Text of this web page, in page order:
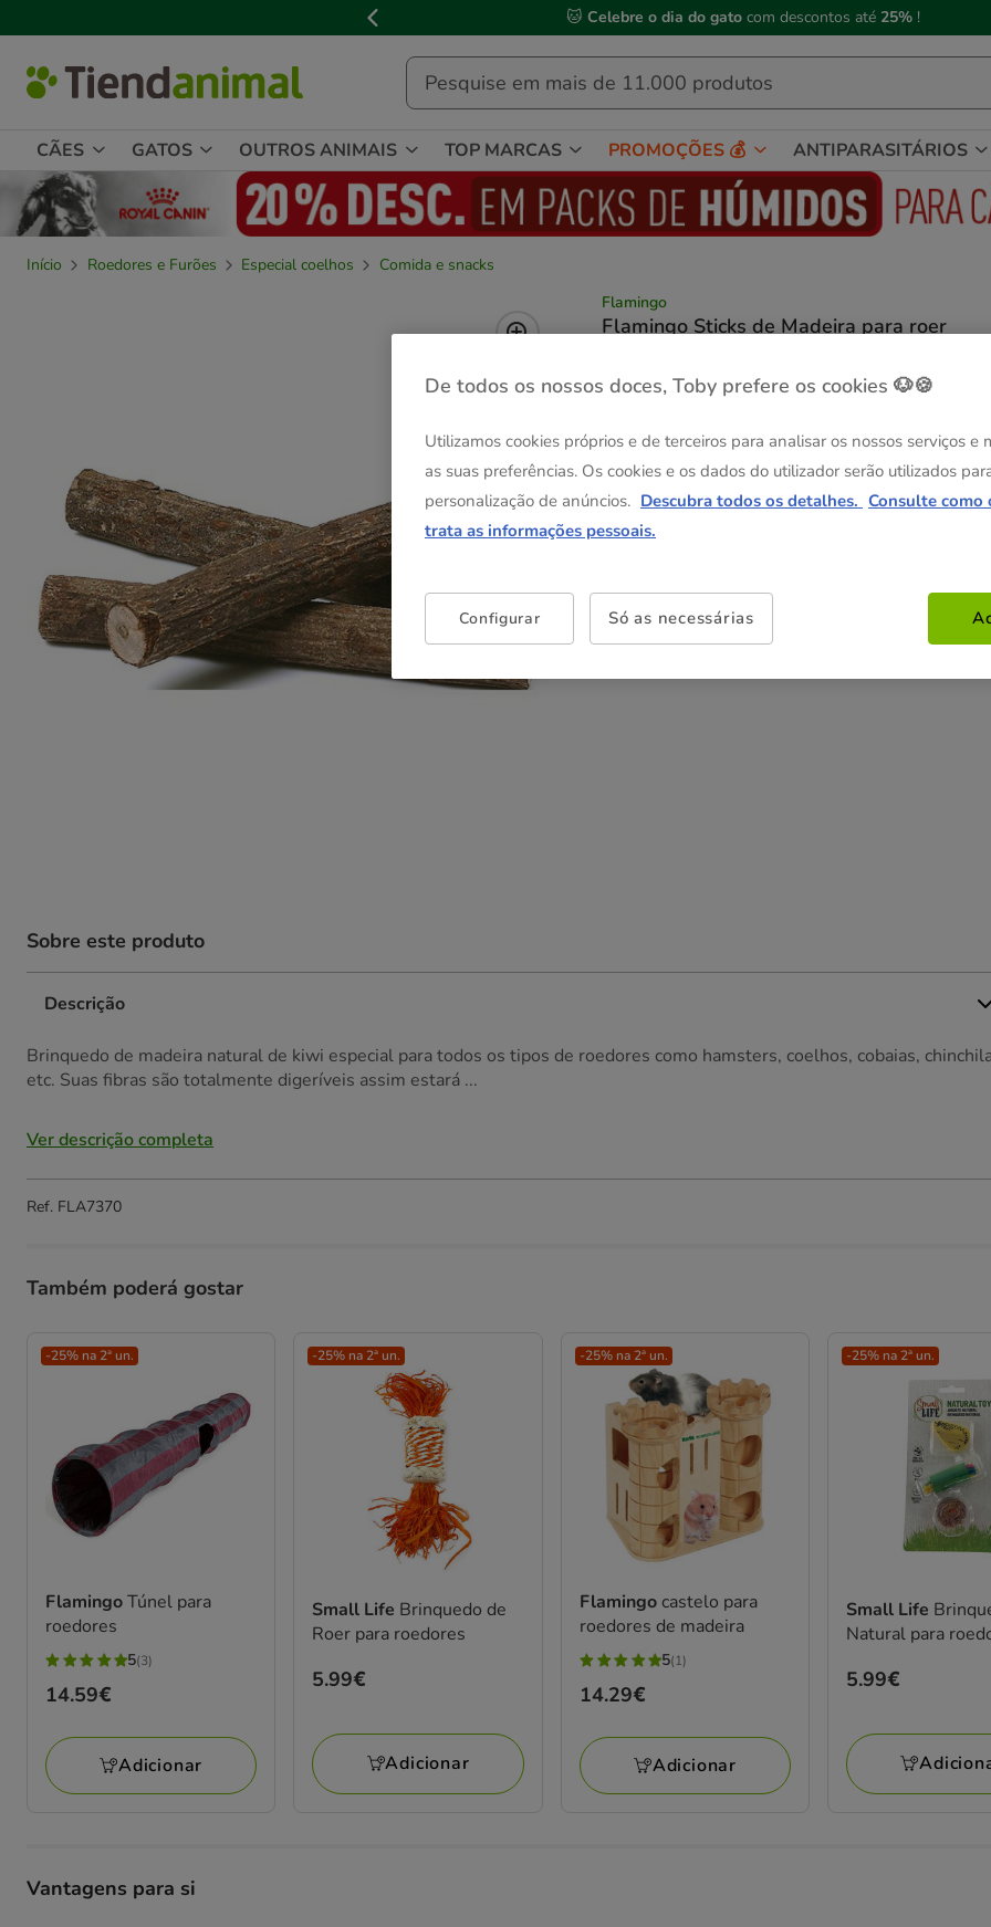
de
mensagem,
🐱 Celebre o dia do gato com descontos até 25% !
CÃES GATOS OUTROS ANIMAIS TOP MARCAS PROMOÇÕES 💰 ANTIPARASITÁRIOS
Início Roedores e Furões Especial coelhos
Comida e snacks
Flamingo
Flamingo Sticks de Madeira para roer
Formato: 10 uds.
10 uds.
3.39€
Não perca esta promoção
-25% na 2ª un Com cupão numa seleção de
alimentação, higiene e acessórios.
Ver condições
Cupão: SUPER25
Sobre este produto
Descrição
Brinquedo de madeira natural de kiwi especial para todos os tipos de roedores como hamsters, coelhos, cobaias,
etc. Suas fibras são totalmente digeríveis assim estará ...
Ver descrição completa
Ref. FLA7370
Também poderá gostar
-25% na 2ª un.
FlamingoTúnel para
roedores
5
estrelas
3
avaliações
5(3)
Preço
14.59€
Adicionar
-25% na 2ª un.
Small Life Brinquedo de
Roer para roedores
Preço
5.99€
Adicionar
-25% na 2ª un.
Flamingo castelo para
roedores de madeira
5
estrelas
1
avaliações
5(1)
Preço
14.29€
Adicionar
-25% na 2ª un.
Small Life
Natural para
Preço
5.99€
Vantagens para si
De todos os nossos doces, Toby prefere os cookies 🐶🍪
Utilizamos cookies próprios e de terceiros para analisar os nossos serviços e
as suas preferências. Os cookies e os dados do utilizador serão utilizados
personalização de anúncios. Descubra todos os detalhes. Consulte como
trata as informações pessoais.
Configurar Só as necessárias